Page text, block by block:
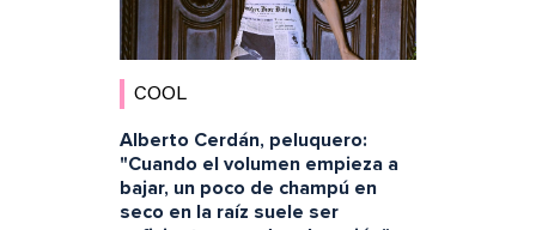
COOL
Alberto Cerdán, peluquero:
"Cuando el volumen empieza a
bajar, un poco de champú en
seco en la raíz suele ser